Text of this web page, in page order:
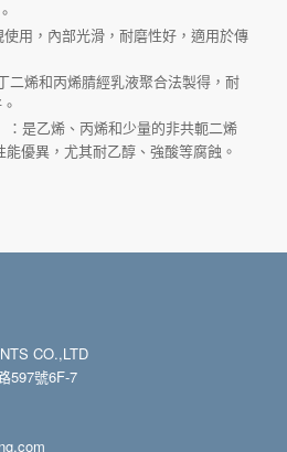
用，內部光滑，耐磨性好，適用於傳
二烯和丙烯腈經乳液聚合法製得，耐
：是乙烯、丙烯和少量的非共軛二烯
優異，尤其耐乙醇、強酸等腐蝕。
CO.,LTD
597號6F-7